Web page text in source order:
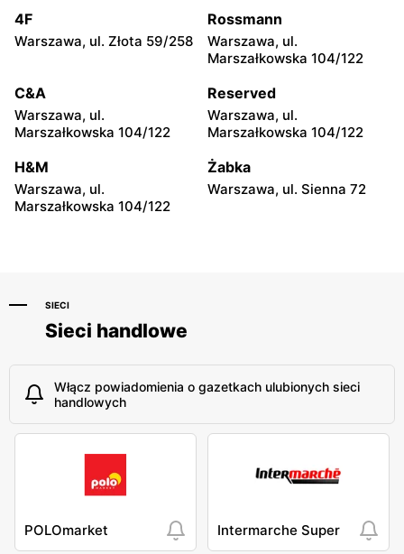
Iwierzyce, ul. Iwierzyce
152A
Tczew, ul. Franciszka Żwirki
61
Hyżne, ul. Hyżne 100 Jarosław, ul. Pełkińska 147
moje sklepy moje sklepy
4F
Warszawa, ul. Złota 59/258
Rossmann
Warszawa, ul.
Marszałkowska 104/122
C&A
Warszawa, ul.
Marszałkowska 104/122
Reserved
Warszawa, ul.
Marszałkowska 104/122
H&M
Warszawa, ul.
Marszałkowska 104/122
Żabka
Warszawa, ul. Sienna 72
SIECI
Sieci handlowe
Włącz powiadomienia o gazetkach ulubionych sieci
handlowych
POLOmarket Intermarche Super